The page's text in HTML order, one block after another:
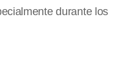
durante los